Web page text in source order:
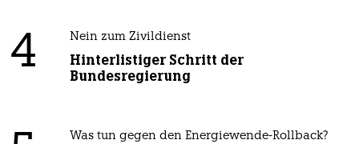
4 Nein zum Zivildienst
Hinterlistiger Schritt der
Bundesregierung
Was tun gegen den Energiewende-Rollback?